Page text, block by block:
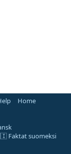
Home
Faktat suomeksi